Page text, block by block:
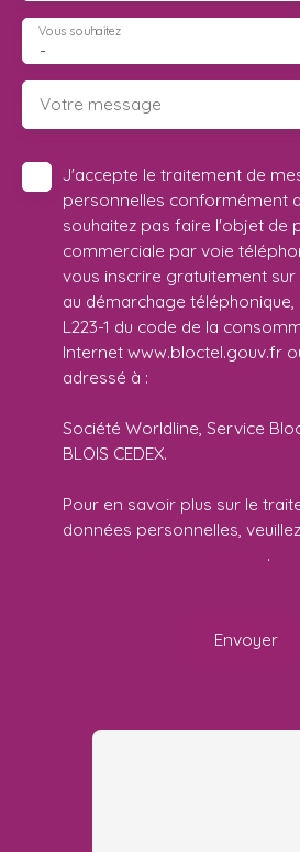
-
Vous souhaitez
Votre message
J'accepte le traitement de
personnelles conformément
souhaitez pas faire l'objet de
commerciale par voie
vous inscrire gratuitement
au démarchage
L223-1 du code de la
Internet www.bloctel.gouv.fr
adressé à :
Société Worldline, Service
BLOIS CEDEX.
Pour en savoir plus sur le
données personnelles,
.
Envoyer